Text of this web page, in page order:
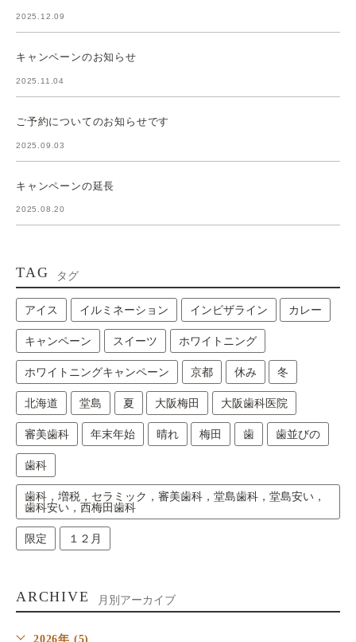
2025.12.09
キャンペーンのお知らせ
2025.11.04
ご予約についてのお知らせです
2025.09.03
キャンペーンの延長
2025.08.20
TAG タグ
アイス イルミネーション インビザライン カレー
キャンペーン スイーツ ホワイトニング
ホワイトニングキャンペーン 京都 休み 冬
北海道 堂島 夏 大阪梅田 大阪歯科医院
審美歯科 年末年始 晴れ 梅田 歯 歯並びの
歯科
歯科，増税，セラミック，審美歯科，堂島歯科，堂島安い，
歯科安い，西梅田歯科
限定 １２月
ARCHIVE 月別アーカイブ
2026年 (5)